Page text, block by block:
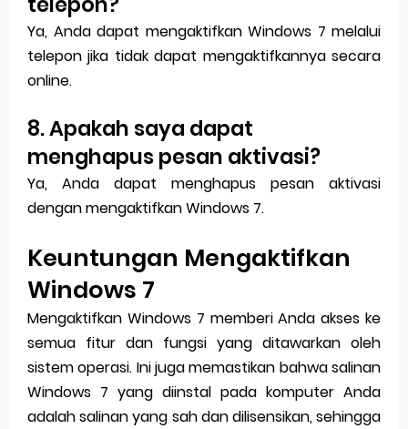
Ya, Anda dapat mengaktifkan Windows 7 melalui
telepon jika tidak dapat mengaktifkannya secara
online.
8. Apakah saya dapat
menghapus pesan aktivasi?
Ya, Anda dapat menghapus pesan aktivasi
dengan mengaktifkan Windows 7.
Keuntungan Mengaktifkan
Windows 7
Mengaktifkan Windows 7 memberi Anda akses ke
semua fitur dan fungsi yang ditawarkan oleh
sistem operasi. Ini juga memastikan bahwa salinan
Windows 7 yang diinstal pada komputer Anda
adalah salinan yang sah dan dilisensikan, sehingga